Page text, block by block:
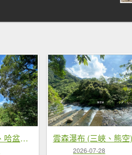
卡拉莫基步道、哈盆古道、波露南山 連走 雲森瀑布 (三峽、熊空)
2026-07-28